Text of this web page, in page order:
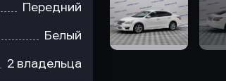
Передний
Белый
2 владельца